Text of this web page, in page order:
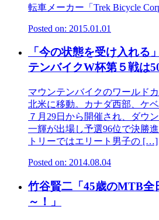
転車メーカー「Trek Bicycle
Posted on: 2015.01.01
「今の状態を受け入れる
テンバイクW杯第５戦は
マウンテンバイクのワールド
北米に移動。カナダ西部、ケ
７月29日から開催され、ダウ
一輝が出場し予選96位で決勝
トリーではエリート男子の […]
Posted on: 2014.08.04
竹谷賢二「45歳のMTB全
～！」